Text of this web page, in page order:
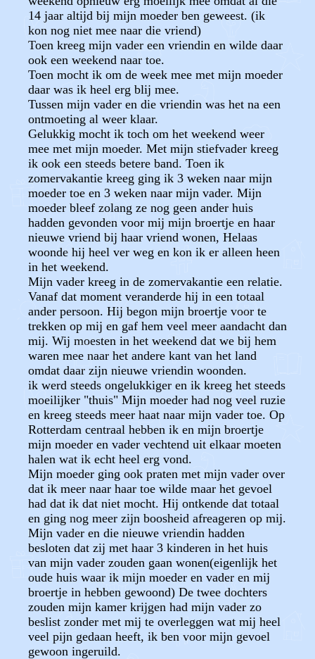
14 jaar altijd bij mijn moeder ben geweest. (ik
kon nog niet mee naar die vriend)
Toen kreeg mijn vader een vriendin en wilde daar
ook een weekend naar toe.
Toen mocht ik om de week mee met mijn moeder
daar was ik heel erg blij mee.
Tussen mijn vader en die vriendin was het na een
ontmoeting al weer klaar.
Gelukkig mocht ik toch om het weekend weer
mee met mijn moeder. Met mijn stiefvader kreeg
ik ook een steeds betere band. Toen ik
zomervakantie kreeg ging ik 3 weken naar mijn
moeder toe en 3 weken naar mijn vader. Mijn
moeder bleef zolang ze nog geen ander huis
hadden gevonden voor mij mijn broertje en haar
nieuwe vriend bij haar vriend wonen, Helaas
woonde hij heel ver weg en kon ik er alleen heen
in het weekend.
Mijn vader kreeg in de zomervakantie een relatie.
Vanaf dat moment veranderde hij in een totaal
ander persoon. Hij begon mijn broertje voor te
trekken op mij en gaf hem veel meer aandacht dan
mij. Wij moesten in het weekend dat we bij hem
waren mee naar het andere kant van het land
omdat daar zijn nieuwe vriendin woonden.
ik werd steeds ongelukkiger en ik kreeg het steeds
moeilijker "thuis" Mijn moeder had nog veel ruzie
en kreeg steeds meer haat naar mijn vader toe. Op
Rotterdam centraal hebben ik en mijn broertje
mijn moeder en vader vechtend uit elkaar moeten
halen wat ik echt heel erg vond.
Mijn moeder ging ook praten met mijn vader over
dat ik meer naar haar toe wilde maar het gevoel
had dat ik dat niet mocht. Hij ontkende dat totaal
en ging nog meer zijn boosheid afreageren op mij.
Mijn vader en die nieuwe vriendin hadden
besloten dat zij met haar 3 kinderen in het huis
van mijn vader zouden gaan wonen(eigenlijk het
oude huis waar ik mijn moeder en vader en mij
broertje in hebben gewoond) De twee dochters
zouden mijn kamer krijgen had mijn vader zo
beslist zonder met mij te overleggen wat mij heel
veel pijn gedaan heeft, ik ben voor mijn gevoel
gewoon ingeruild.